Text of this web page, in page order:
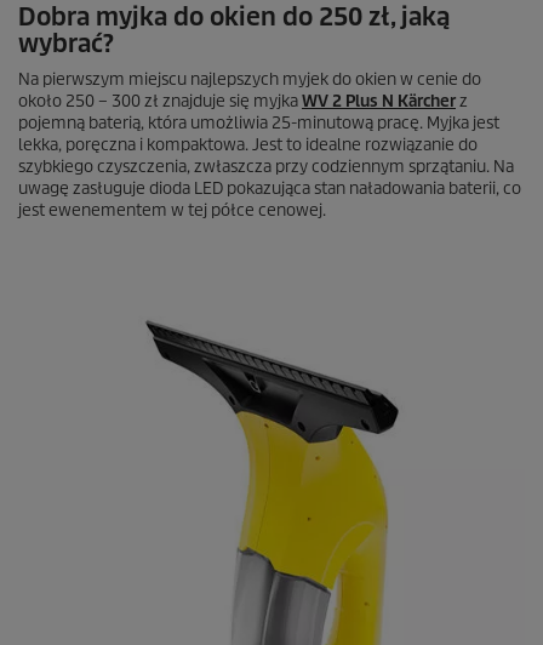
Dobra myjka do okien do 250 zł, jaką
wybrać?
Na pierwszym miejscu najlepszych myjek do okien w cenie do
około 250 – 300 zł znajduje się myjkaWV 2 Plus N Kärcherz
pojemną baterią, która umożliwia 25-minutową pracę. Myjka jest
lekka, poręczna i kompaktowa. Jest to idealne rozwiązanie do
szybkiego czyszczenia, zwłaszcza przy codziennym sprzątaniu. Na
uwagę zasługuje dioda LED pokazująca stan naładowania baterii, co
jest ewenementem w tej półce cenowej.